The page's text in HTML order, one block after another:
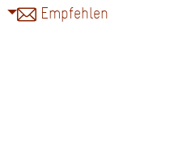
Empfehlen